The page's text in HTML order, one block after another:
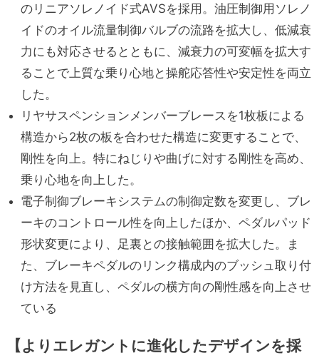
のリニアソレノイド式AVSを採用。油圧制御用ソレノ
イドのオイル流量制御バルブの流路を拡大し、低減衰
力にも対応させるとともに、減衰力の可変幅を拡大す
ることで上質な乗り心地と操舵応答性や安定性を両立
した。
リヤサスペンションメンバーブレースを1枚板による
構造から2枚の板を合わせた構造に変更することで、
剛性を向上。特にねじりや曲げに対する剛性を高め、
乗り心地を向上した。
電子制御ブレーキシステムの制御定数を変更し、ブレ
ーキのコントロール性を向上したほか、ペダルパッド
形状変更により、足裏との接触範囲を拡大した。ま
た、ブレーキペダルのリンク構成内のブッシュ取り付
け方法を見直し、ペダルの横方向の剛性感を向上させ
ている
【よりエレガントに進化したデザインを採